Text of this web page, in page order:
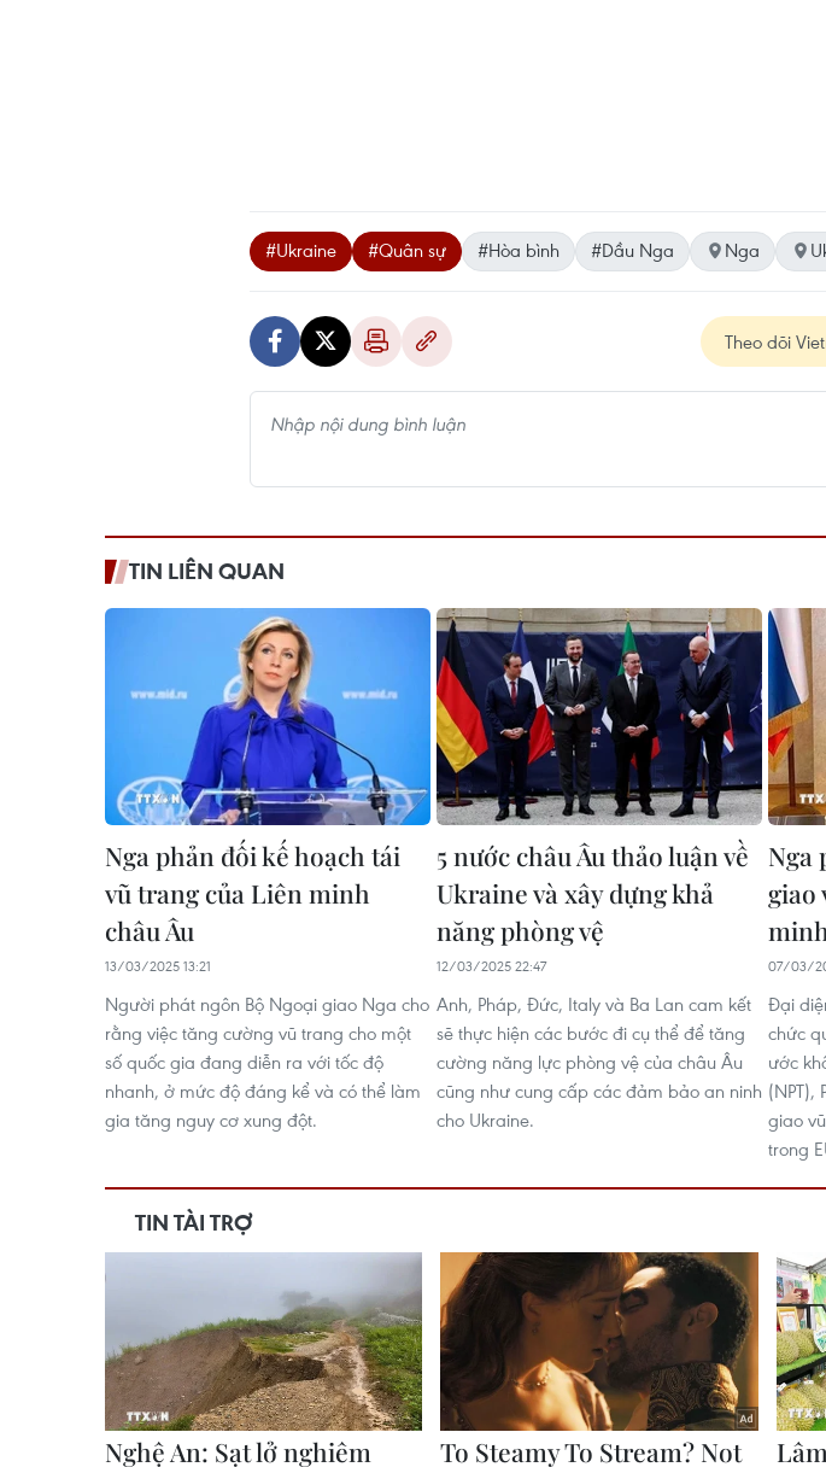
#Ukraine #Quân sự #Hòa bình #Dầu Nga Nga
Theo dõi
TIN LIÊN QUAN
Nga phản đối kế hoạch tái
vũ trang của Liên minh
châu Âu
13/03/2025 13:21
Người phát ngôn Bộ Ngoại giao Nga cho
rằng việc tăng cường vũ trang cho một
số quốc gia đang diễn ra với tốc độ
nhanh, ở mức độ đáng kể và có thể làm
gia tăng nguy cơ xung đột.
5 nước châu Âu thảo luận về
Ukraine và xây dựng khả
năng phòng vệ
12/03/2025 22:47
Anh, Pháp, Đức, Italy và Ba Lan cam kết
sẽ thực hiện các bước đi cụ thể để tăng
cường năng lực phòng vệ của châu Âu
cũng như cung cấp các đảm bảo an ninh
cho Ukraine.
Nga
giao
07/03/
Đại
chức
ước
(NPT),
giao
trong